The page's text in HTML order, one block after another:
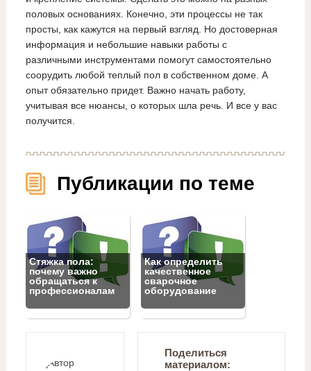
половых основаниях. Конечно, эти процессы не так
просты, как кажутся на первый взгляд. Но достоверная
информация и небольшие навыки работы с
различными инструментами помогут самостоятельно
соорудить любой теплый пол в собственном доме. А
опыт обязательно придет. Важно начать работу,
учитывая все нюансы, о которых шла речь. И все у вас
получится.
Публикации по теме
Стяжка пола:
почему важно
обращаться к
профессионалам
Как определить
качественное
сварочное
оборудование
Поделиться
материалом: